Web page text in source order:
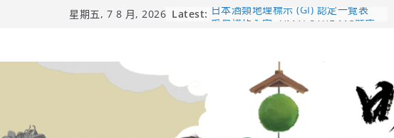
星期五, 7 8 月, 2026 Latest: 日本酒類地理標示 (GI) 認定一覽表
【酒業商戰】130年老酒藏殺入股票
市場！梅乃宿上市背後的密碼
龜之井酒造：口說上手 – 山形純米大
吟釀的堅持與傳承 ～ くどき上手